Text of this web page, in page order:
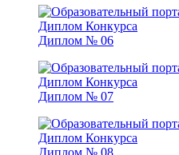
Диплом № 06
Диплом № 07